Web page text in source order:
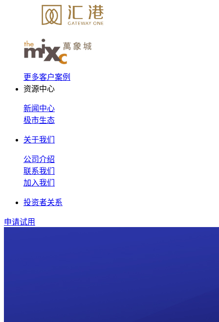
更多客户案例
资源中心
新闻中心
极市生态
关于我们
公司介绍
联系我们
加入我们
投资者关系
申请试用